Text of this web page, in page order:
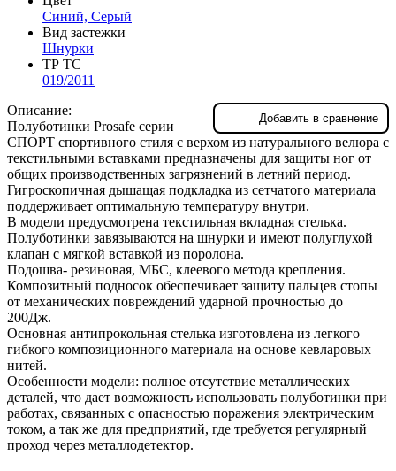
Синий, Серый
Вид застежки
Шнурки
ТР ТС
019/2011
Добавить в сравнение
Описание:
Полуботинки Prosafe серии
СПОРТ спортивного стиля с верхом из натурального велюра с
текстильными вставками предназначены для защиты ног от
общих производственных загрязнений в летний период.
Гигроскопичная дышащая подкладка из сетчатого материала
поддерживает оптимальную температуру внутри.
В модели предусмотрена текстильная вкладная стелька.
Полуботинки завязываются на шнурки и имеют полуглухой
клапан с мягкой вставкой из поролона.
Подошва- резиновая, МБС, клеевого метода крепления.
Композитный подносок обеспечивает защиту пальцев стопы
от механических повреждений ударной прочностью до
200Дж.
Основная антипрокольная стелька изготовлена из легкого
гибкого композиционного материала на основе кевларовых
нитей.
Особенности модели: полное отсутствие металлических
деталей, что дает возможность использовать полуботинки при
работах, связанных с опасностью поражения электрическим
током, а так же для предприятий, где требуется регулярный
проход через металлодетектор.